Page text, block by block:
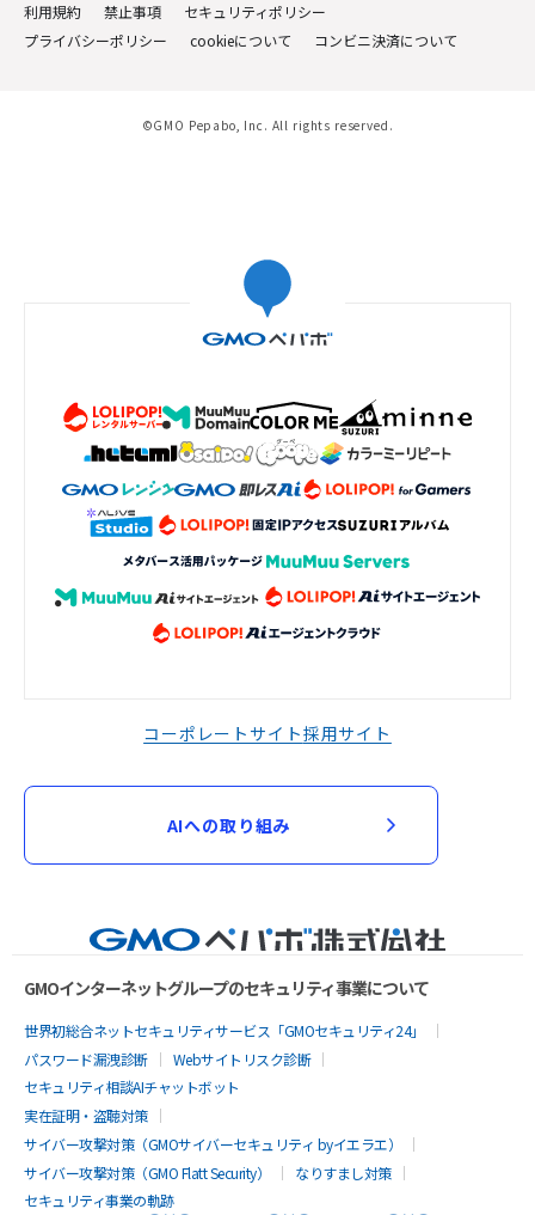
利用規約 禁止事項
セキュリティポリシー
プライバシーポリシー
cookieについて コンビニ決済について
©GMO Pepabo, Inc. All rights reserved.
コーポレートサイト採用サイト
AIへの取り組み
GMOインターネットグループのセキュリティ事業について
世界初総合ネットセキュリティサービス「GMOセキュリティ24」
パスワード漏洩診断
Webサイトリスク診断
セキュリティ相談AIチャットボット
実在証明・盗聴対策
サイバー攻撃対策（GMOサイバーセキュリティ byイエラエ）
サイバー攻撃対策（GMO Flatt Security）
なりすまし対策
セキュリティ事業の軌跡